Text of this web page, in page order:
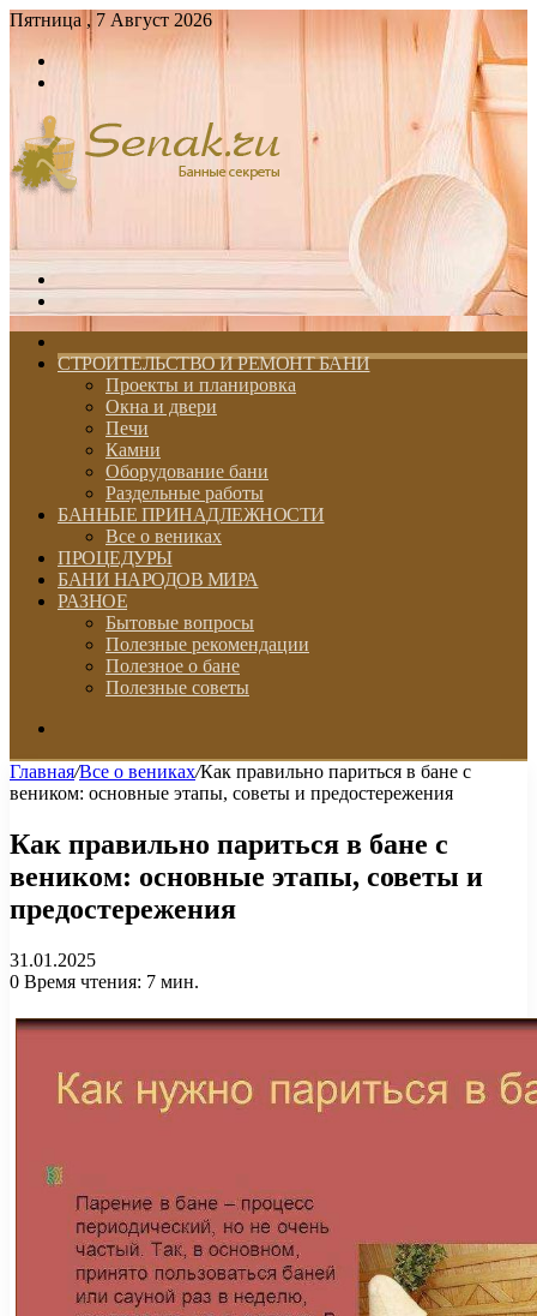
Пятница , 7 Август 2026
Войти
skin
СТРОИТЕЛЬСТВО И РЕМОНТ БАНИ
Проекты и планировка
Окна и двери
Печи
Камни
Оборудование бани
Раздельные работы
БАННЫЕ ПРИНАДЛЕЖНОСТИ
Все о вениках
ПРОЦЕДУРЫ
БАНИ НАРОДОВ МИРА
РАЗНОЕ
Бытовые вопросы
Полезные рекомендации
Полезное о бане
Полезные советы
Главная/Все о вениках/Как правильно париться в бане с
веником: основные этапы, советы и предостережения
Как правильно париться в бане с
веником: основные этапы, советы и
предостережения
31.01.2025
0 Время чтения: 7 мин.